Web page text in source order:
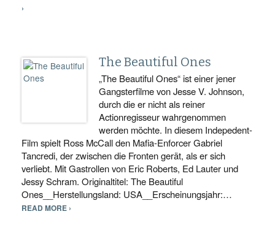
›
The Beautiful Ones
„The Beautiful Ones“ ist einer jener
Gangsterfilme von Jesse V. Johnson,
durch die er nicht als reiner
Actionregisseur wahrgenommen
werden möchte. In diesem Indepedent-
Film spielt Ross McCall den Mafia-Enforcer Gabriel
Tancredi, der zwischen die Fronten gerät, als er sich
verliebt. Mit Gastrollen von Eric Roberts, Ed Lauter und
Jessy Schram. Originaltitel: The Beautiful
Ones__Herstellungsland: USA__Erscheinungsjahr:…
READ MORE ›